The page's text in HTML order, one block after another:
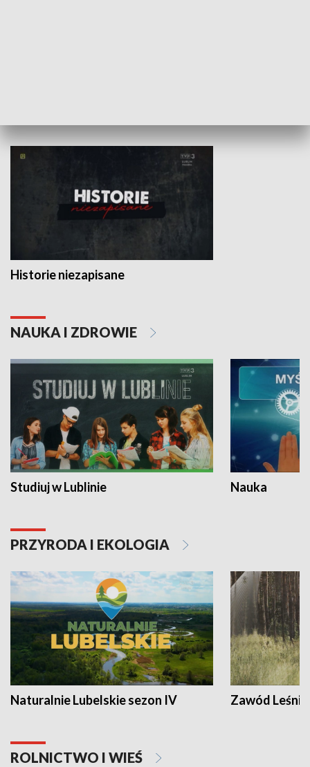
Historie niezapisane
NAUKA I ZDROWIE
Studiuj w Lublinie Nauka
PRZYRODA I EKOLOGIA
Naturalnie Lubelskie sezon IV Zawód Leśnik
ROLNICTWO I WIEŚ